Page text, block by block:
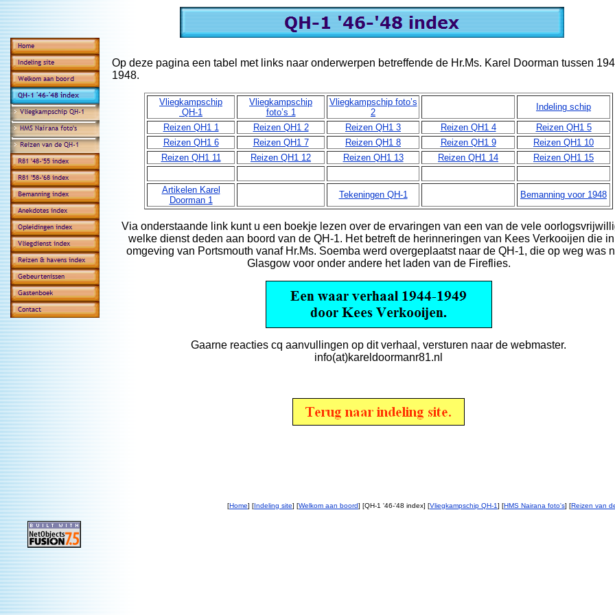
Op deze pagina een tabel met links naar onderwerpen betreffende de Hr.Ms. Karel Doorman tussen
1948.
Vliegkampschip
QH-1
Vliegkampschip
foto’s 1
Vliegkampschip foto’s
2
Indeling schip
Reizen QH1 1
Reizen QH1 2 Reizen QH1 3 Reizen QH1 4
Reizen QH1 5
Reizen QH1 6
Reizen QH1 7 Reizen QH1 8 Reizen QH1 9
Reizen QH1 10
Reizen QH1 11
Reizen QH1 12 Reizen QH1 13 Reizen QH1 14 Reizen QH1 15
Artikelen Karel
Doorman 1
Tekeningen QH-1 Bemanning voor 1948
Via onderstaande link kunt u een boekje lezen over de ervaringen van een van de vele
welke dienst deden aan boord van de QH-1. Het betreft de herinneringen van Kees Verkooijen die
omgeving van Portsmouth vanaf Hr.Ms. Soemba werd overgeplaatst naar de QH-1, die op weg was
Glasgow voor onder andere het laden van de Fireflies.
Gaarne reacties cq aanvullingen op dit verhaal, versturen naar de webmaster.
info(at)kareldoormanr81.nl
[Home] [Indeling site] [Welkom aan boord] [QH-1 '46-'48 index] [Vliegkampschip QH-1] [HMS Nairana foto's] [Reizen van